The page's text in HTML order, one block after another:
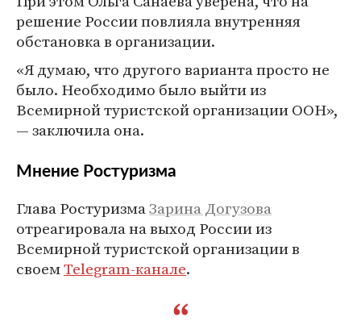
решение России повлияла внутренняя
обстановка в организации.
«Я думаю, что другого варианта просто не
было. Необходимо было выйти из
Всемирной туристской организации ООН»,
— заключила она.
Мнение Ростуризма
Глава РостуризмаЗарина Догузова
отреагировала на выход России из
Всемирной туристской организации в
своемTelegram-канале.